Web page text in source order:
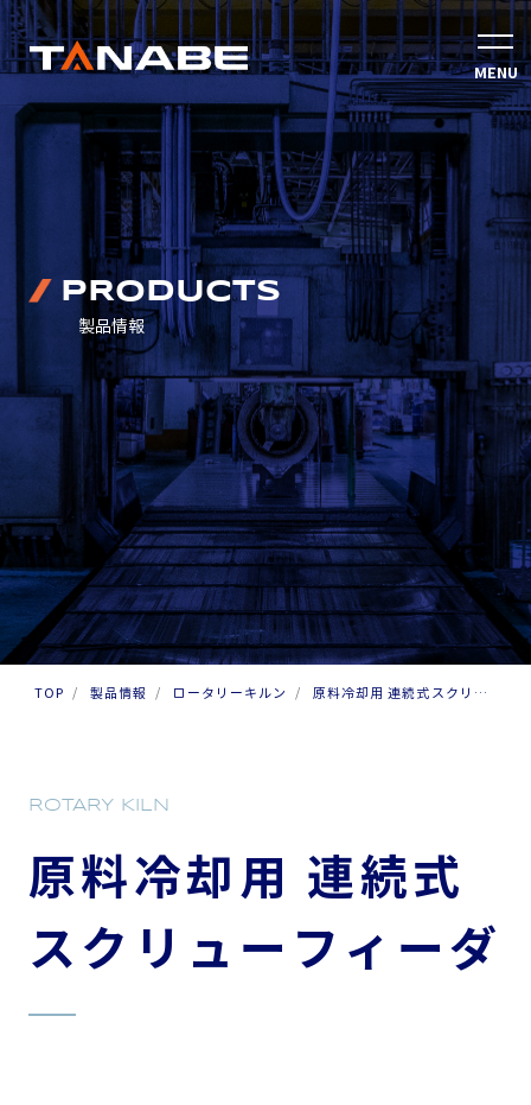
PRODUCTS
製品情報
TOP 製品情報 ロータリーキルン
原料冷却用 連続式スクリュー
ROTARY KILN
原料冷却用 連続式
スクリューフィーダ